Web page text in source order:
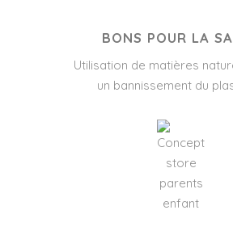
BONS POUR LA
Utilisation de matières
un bannissement du